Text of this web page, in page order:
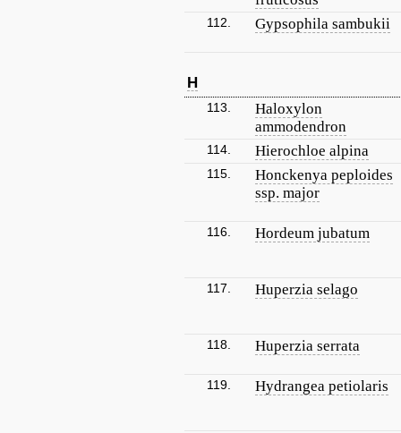
112. Gypsophila sambukii
H
113.
Haloxylon
ammodendron
114. Hierochloe alpina
115.
Honckenya peploides
ssp. major
116. Hordeum jubatum
117. Huperzia selago
118. Huperzia serrata
119. Hydrangea petiolaris